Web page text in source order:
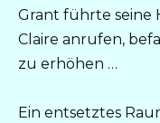
Grant führte seine
Claire anrufen,
zu erhöhen …
Ein entsetztes